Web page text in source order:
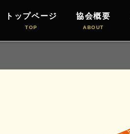
トップページ
TOP
協会概要
ABOUT